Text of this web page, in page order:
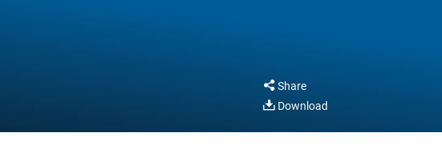
Share
Download